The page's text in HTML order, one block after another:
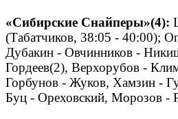
«Сибирские Снайперы»(4):
(Табатчиков, 38:05 - 40:00);
Дубакин - Овчинников -
Гордеев(2), Верхорубов -
Горбунов - Жуков, Хамзин -
Буц - Ореховский, Морозов -